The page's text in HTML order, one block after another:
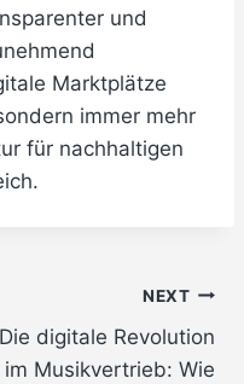
und
Marktplätze
immer mehr
für nachhaltigen
NEXT
Die digitale Revolution
im Musikvertrieb: Wie